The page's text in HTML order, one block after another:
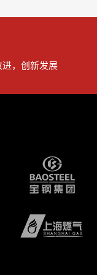
，创新发展